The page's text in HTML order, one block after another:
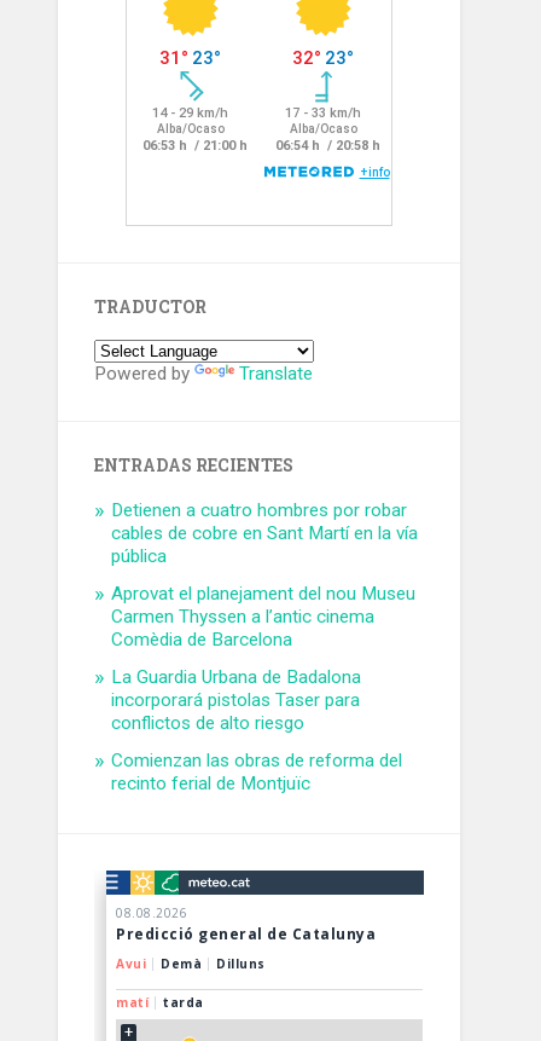
TRADUCTOR
Powered by Translate
ENTRADAS RECIENTES
Detienen a cuatro hombres por robar
cables de cobre en Sant Martí en la vía
pública
Aprovat el planejament del nou Museu
Carmen Thyssen a l’antic cinema
Comèdia de Barcelona
La Guardia Urbana de Badalona
incorporará pistolas Taser para
conflictos de alto riesgo
Comienzan las obras de reforma del
recinto ferial de Montjuïc